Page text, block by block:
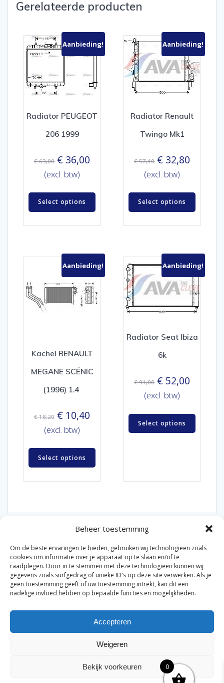
Beheer toestemming
Om de beste ervaringen te bieden, gebruiken wij technologieën zoals
cookies om informatie over je apparaat op te slaan en/of te
raadplegen. Door in te stemmen met deze technologieën kunnen wij
gegevens zoals surfgedrag of unieke ID's op deze site verwerken. Als je
geen toestemming geeft of uw toestemming intrekt, kan dit een
nadelige invloed hebben op bepaalde functies en mogelijkheden.
Accepteren
Weigeren
Bekijk voorkeuren
Gerelateerde producten
Aanbieding!
Radiator PEUGEOT
206 1999
€63,00 Oorspronkelijke
prijs
€ 63,00.
€ 36,00
(excl. btw)
Select options
Aanbieding!
Radiator Renault
Twingo Mk1
€57,40 Oorspronkelijke
prijs
€ 57,40.
€ 32,80
(excl. btw)
Select options
Aanbieding!
Kachel RENAULT
MEGANE SCÉNIC
(1996) 1.4
€18,20 Oorspronkelijke
prijs
€ 18,20.
€ 10,40
(excl. btw)
Select options
Aanbieding!
Radiator Seat Ibiza
6k
€91,00 Oorspronkelijke
prijs
€ 91,00.
€ 52,00
(excl. btw)
Select options
© 2026 Van der Bel Las en Radiateurenbedrijf.
Privacyverklaring|Cookiebeleid|Retourbeleid|
Algemene voorwaarden voor consumenten
genoemd. Geen officiële samenwerking tenzij anders
0